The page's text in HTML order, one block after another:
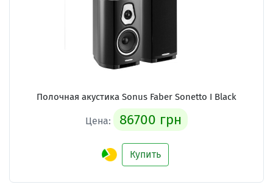
Полочная акустика Sonus Faber Sonetto I Black
Цена: 86700 грн
Купить